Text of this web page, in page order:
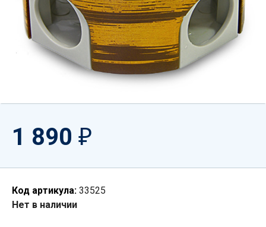
1 890 ₽
Код артикула: 33525
Нет в наличии